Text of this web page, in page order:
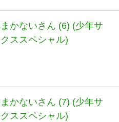
かないさん (6) (少年サ
ススペシャル)
かないさん (7) (少年サ
ススペシャル)